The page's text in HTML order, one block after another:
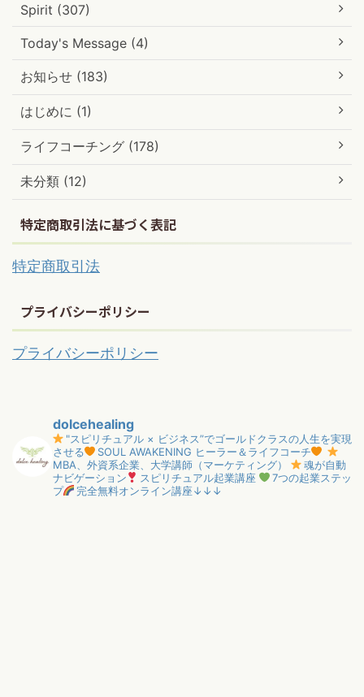
Spirit (307)
Today's Message (4)
お知らせ (183)
はじめに (1)
ライフコーチング (178)
未分類 (12)
特定商取引法に基づく表記
特定商取引法
プライバシーポリシー
プライバシーポリシー
dolcehealing
"スピリチュアル × ビジネス”でゴールドクラスの人生を実現
させる
SOUL AWAKENING ヒーラー＆ライフコーチ
MBA、外資系企業、大学講師（マーケティング）
魂が自動
ナビゲーション
スピリチュアル起業講座
7つの起業ステッ
プ
完全無料オンライン講座↓↓↓